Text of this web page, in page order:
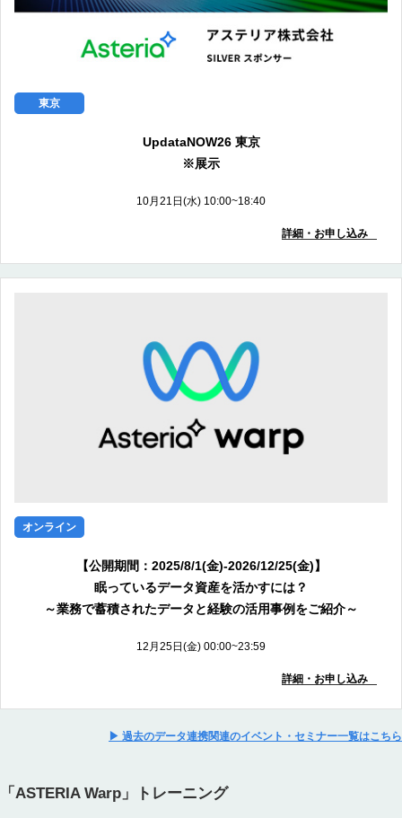
東京
UpdataNOW26 東京
※展示
10月21日(水) 10:00~18:40
詳細・お申し込み
オンライン
【公開期間：2025/8/1(金)-2026/12/25(金)】
眠っているデータ資産を活かすには？
～業務で蓄積されたデータと経験の活用事例をご紹介～
12月25日(金) 00:00~23:59
詳細・お申し込み
▶ 過去のデータ連携関連のイベント・セミナー一覧はこちら
「ASTERIA Warp」トレーニング